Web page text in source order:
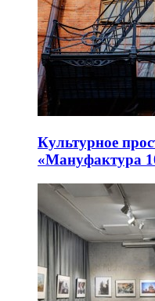
Культурное
«Мануфактура